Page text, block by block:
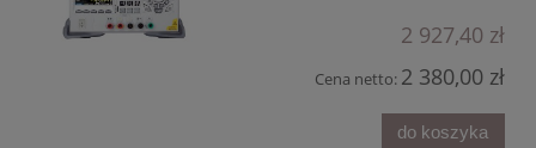
2 927,40 zł
Cena netto: 2 380,00 zł
do koszyka